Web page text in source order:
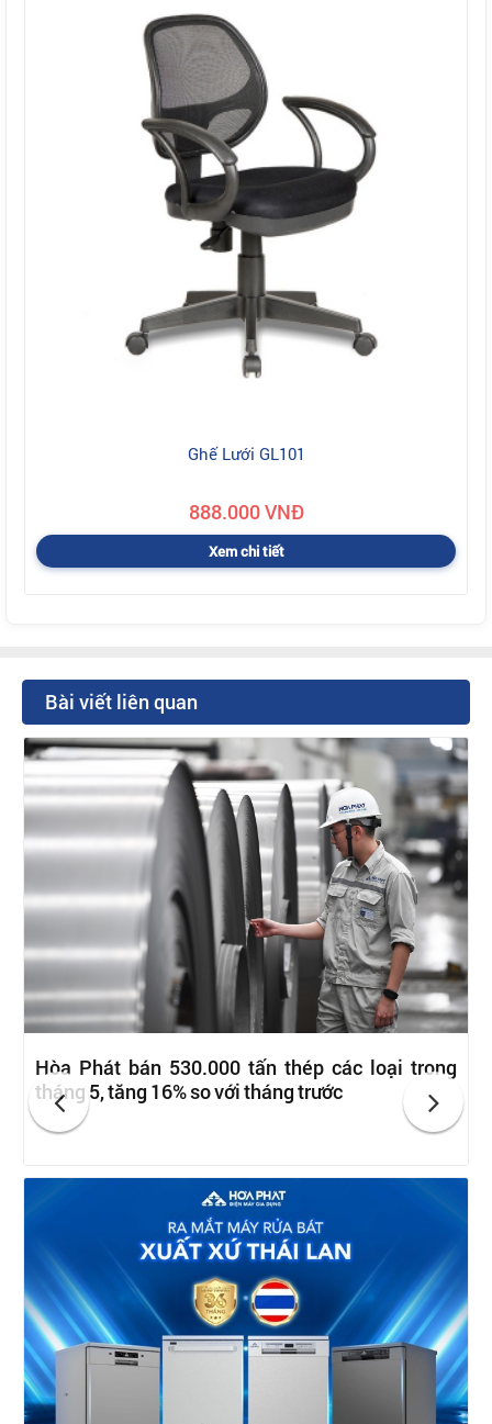
Ghế Lưới GL101
888.000 VNĐ
Xem chi tiết
Bài viết liên quan
Hòa Phát bán 530.000 tấn thép các loại trong
tháng 5, tăng 16% so với tháng trước